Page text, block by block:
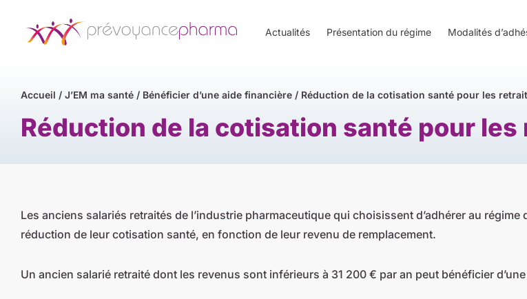
Actualités Présentation du régime Modalités
Accueil / J’EM ma santé / Bénéficier d’une aide financière / Réduction de la cotisation santé pour les
Réduction de la cotisation santé pour
Les anciens salariés retraités de l’industrie pharmaceutique qui choisissent d’adhérer au
réduction de leur cotisation santé, en fonction de leur revenu de remplacement.
Un ancien salarié retraité dont les revenus sont inférieurs à 31 200 € par an peut bénéficier